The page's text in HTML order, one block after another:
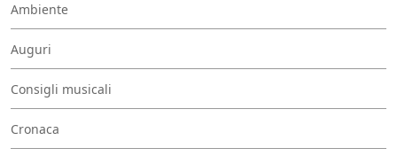
Ambiente
Auguri
Consigli musicali
Cronaca